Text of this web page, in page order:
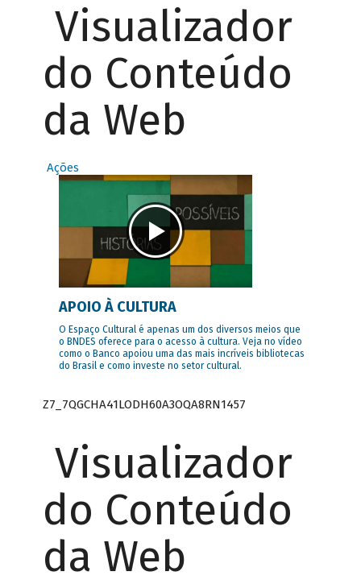
Visualizador
do Conteúdo
da Web
Ações
APOIO À CULTURA
O Espaço Cultural é apenas um dos diversos meios que
o BNDES oferece para o acesso à cultura. Veja no vídeo
como o Banco apoiou uma das mais incríveis bibliotecas
do Brasil e como investe no setor cultural.
Z7_7QGCHA41LODH60A3OQA8RN1457
Visualizador
do Conteúdo
da Web